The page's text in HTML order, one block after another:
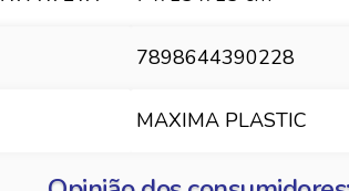
7898644390228
MAXIMA PLASTIC